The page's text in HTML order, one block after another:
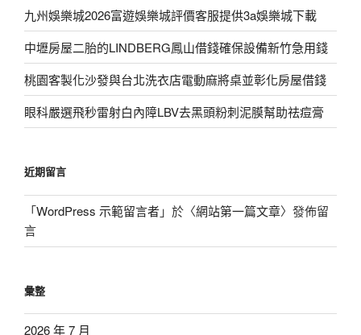
九州娛樂城2026富遊娛樂城評價客服提供3a娛樂城下載
中壢房屋二胎的LINDBERG鳳山借錢確保設備新竹急用錢
桃園客製化沙發與台北洗衣店電動麻將桌並彰化房屋借錢
眼科嚴選飛秒雷射白內障LBV去黑頭粉刺泥膜幫助祛痘膏
近期留言
「WordPress 示範留言者」於〈網站第一篇文章〉發佈留
言
彙整
2026 年 7 月